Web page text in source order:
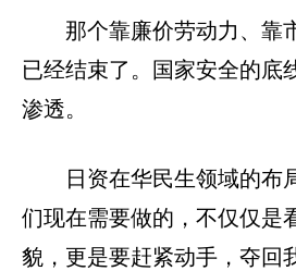
那个靠廉价劳动力、靠
已经结束了。国家安全的底
渗透。
日资在华民生领域的布
们现在需要做的，不仅仅是
貌，更是要赶紧动手，夺回